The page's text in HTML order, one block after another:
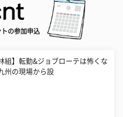
の参加申込
組】転勤&ジョブローテは怖くな
州の現場から設